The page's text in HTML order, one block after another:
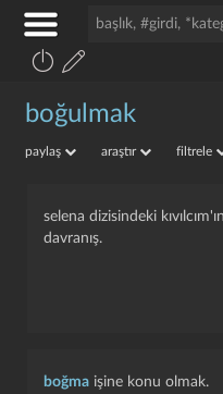
boğulmak
paylaş araştır filtrele
selena dizisindeki
davranış.
boğma işine konu olmak.